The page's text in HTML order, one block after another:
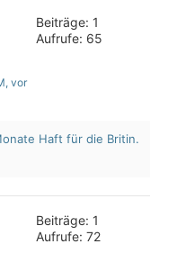
, vor
Beiträge: 1
Aufrufe: 65
Haft für die Britin.
Beiträge: 1
Aufrufe: 72